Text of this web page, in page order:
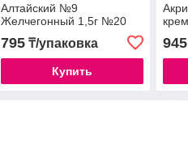
Алтайский №9
Желчегонный 1,5г №20
795₸/упаковка
Купить
945